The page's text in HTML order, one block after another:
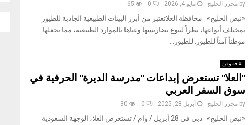
by محرر الخليج مايو 4, 2026 0
65
«نبض الخليج» محافظة العلاتعتبر من أبرز البيئات الطبيعية الجاذبة للطيور
بمختلف أنواعها، نظراً لتنوع تضاريسها وغناها بالموارد الطبيعية، مما يجعلها
موطناً آمناً للطيور. للطيور...
ثقافة وفن
"العلا" تستعرض إبداعات "مدرسة الديرة" الحرفية في
سوق السفر العربي
by محرر الخليج أبريل 28, 2025 0
30
«نبض الخليج» دبي في 28 أبريل / وام / تستعرض العلا، الوجهة السعودية